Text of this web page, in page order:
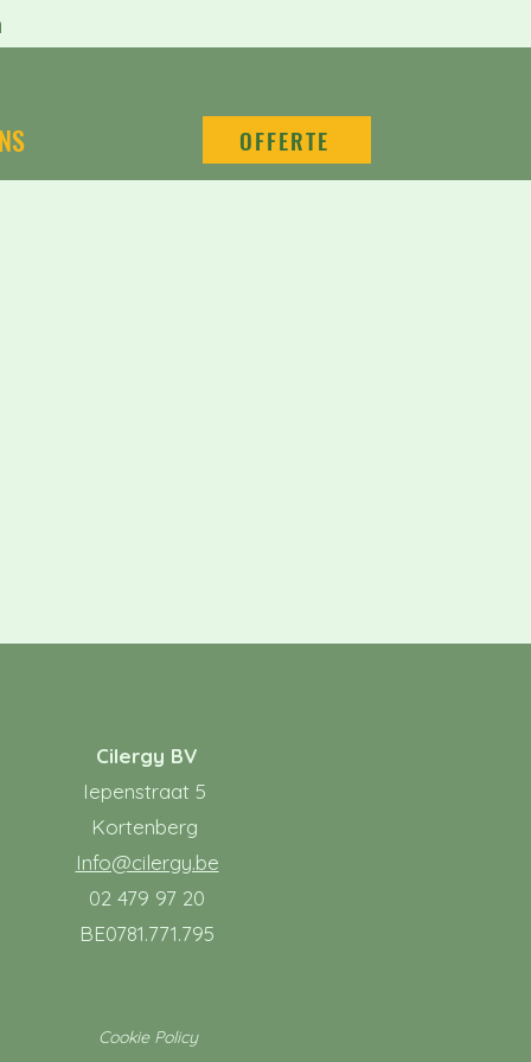
OFFERTE
Cilergy BV
Iepenstraat 5
Kortenberg ​
Info@cilergy.be
02 479 97 20
BE0781.771.795
Cookie Policy